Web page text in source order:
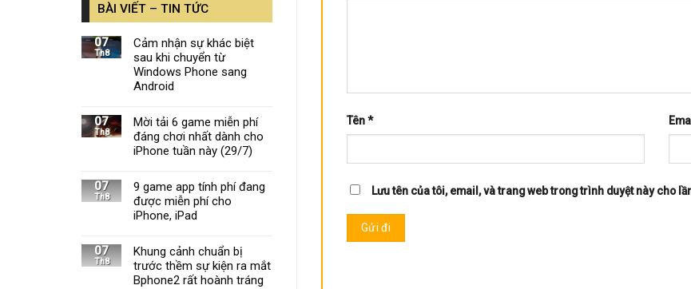
Tên*
Lưu tên của tôi, email, và trang web trong trình duyệt này cho
BÀI VIẾT – TIN TỨC
07
Th8
Cảm nhận sự khác biệt
sau khi chuyển từ
Windows Phone sang
Android
07
Th8
Mời tải 6 game miễn phí
đáng chơi nhất dành cho
iPhone tuần này (29/7)
07
Th8
9 game app tính phí đang
được miễn phí cho
iPhone, iPad
07
Th8
Khung cảnh chuẩn bị
trước thềm sự kiện ra mắt
Bphone2 rất hoành tráng